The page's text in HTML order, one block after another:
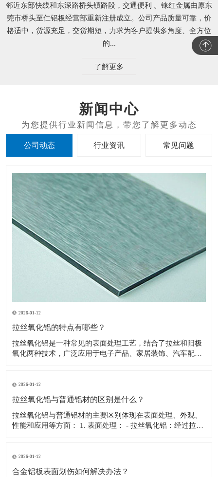
邻近东部快线和东深路桥头镇路段，交通便利 。铼红金属由原东
莞市桥头至仁铝板经营部重新注册成立。公司产品质量可靠，价
格适中，货源充足，交货期短，力求为客户提供多角度、全方位
的...
了解更多
新闻中心
公司动态 行业资讯 常见问题
2026-01-12
拉丝氧化铝的特点有哪些？
拉丝氧化铝是一种常见的表面处理工艺，结合了拉丝和阳极
氧化两种技术，广泛应用于电子产品、家居装饰、汽车配件
2026-01-12
拉丝氧化铝与普通铝材的区别是什么？
拉丝氧化铝与普通铝材的主要区别体现在表面处理、外观、
性能和应用等方面： 1. 表面处理： - 拉丝氧化铝：经过拉丝
化铝：具有细腻的拉丝纹理，质感高
2026-01-12
合金铝板表面划伤如何解决办法？